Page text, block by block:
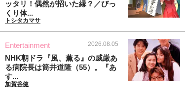
ッタリ！偶然が招いた縁？／びっ
くり体...
トシタカマサ
Entertainment 2026.08.05
NHK朝ドラ『風、薫る』の威厳あ
る病院長は筒井道隆（55）。『あ
す...
加賀谷健